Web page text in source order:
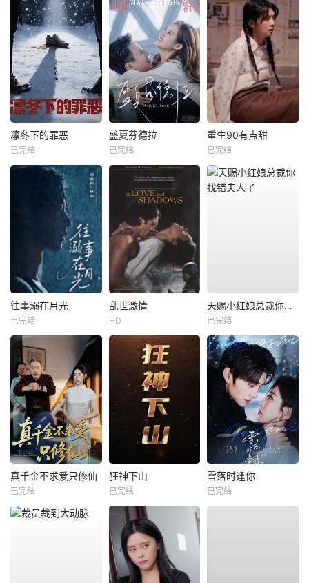
凛冬下的罪恶
已完结
盛夏芬德拉
已完结
重生90有点甜
已完结
往事溺在月光
已完结
乱世激情
HD
天赐小红娘总裁你找错夫人了
已完结
真千金不求爱只修仙
已完结
狂神下山
已完结
雪落时逢你
已完结